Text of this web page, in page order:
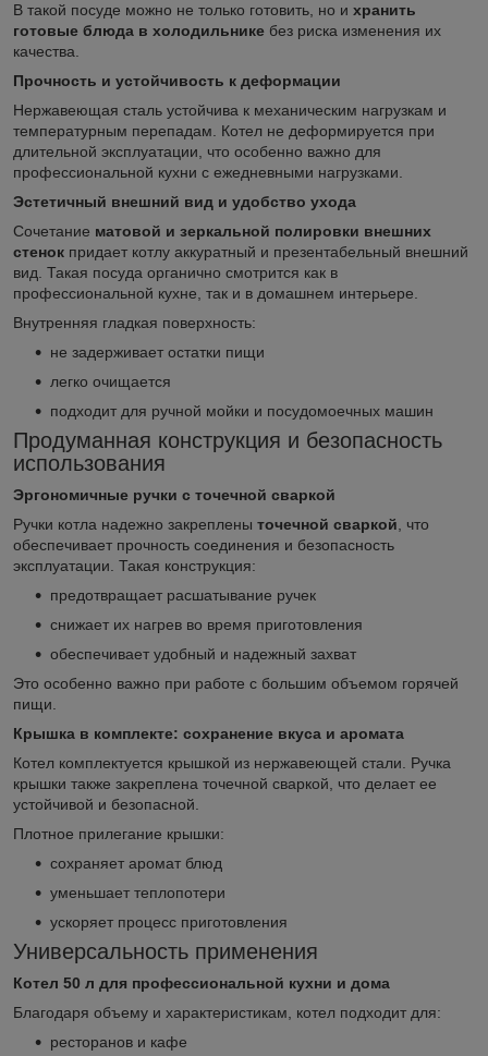
В такой посуде можно не только готовить, но и хранить
готовые блюда в холодильнике без риска изменения их
качества.
Прочность и устойчивость к деформации
Нержавеющая сталь устойчива к механическим нагрузкам и
температурным перепадам. Котел не деформируется при
длительной эксплуатации, что особенно важно для
профессиональной кухни с ежедневными нагрузками.
Эстетичный внешний вид и удобство ухода
Сочетание матовой и зеркальной полировки внешних
стенок придает котлу аккуратный и презентабельный внешний
вид. Такая посуда органично смотрится как в
профессиональной кухне, так и в домашнем интерьере.
Внутренняя гладкая поверхность:
не задерживает остатки пищи
легко очищается
подходит для ручной мойки и посудомоечных машин
Продуманная конструкция и безопасность
использования
Эргономичные ручки с точечной сваркой
Ручки котла надежно закреплены точечной сваркой , что
обеспечивает прочность соединения и безопасность
эксплуатации. Такая конструкция:
предотвращает расшатывание ручек
снижает их нагрев во время приготовления
обеспечивает удобный и надежный захват
Это особенно важно при работе с большим объемом горячей
пищи.
Крышка в комплекте: сохранение вкуса и аромата
Котел комплектуется крышкой из нержавеющей стали. Ручка
крышки также закреплена точечной сваркой, что делает ее
устойчивой и безопасной.
Плотное прилегание крышки:
сохраняет аромат блюд
уменьшает теплопотери
ускоряет процесс приготовления
Универсальность применения
Котел 50 л для профессиональной кухни и дома
Благодаря объему и характеристикам, котел подходит для:
ресторанов и кафе